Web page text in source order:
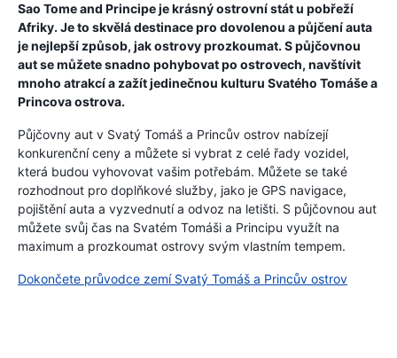
Sao Tome and Principe je krásný ostrovní stát u pobřeží
Afriky. Je to skvělá destinace pro dovolenou a půjčení auta
je nejlepší způsob, jak ostrovy prozkoumat. S půjčovnou
aut se můžete snadno pohybovat po ostrovech, navštívit
mnoho atrakcí a zažít jedinečnou kulturu Svatého Tomáše a
Princova ostrova.
Půjčovny aut v Svatý Tomáš a Princův ostrov nabízejí
konkurenční ceny a můžete si vybrat z celé řady vozidel,
která budou vyhovovat vašim potřebám. Můžete se také
rozhodnout pro doplňkové služby, jako je GPS navigace,
pojištění auta a vyzvednutí a odvoz na letišti. S půjčovnou aut
můžete svůj čas na Svatém Tomáši a Principu využít na
maximum a prozkoumat ostrovy svým vlastním tempem.
Dokončete průvodce zemí Svatý Tomáš a Princův ostrov